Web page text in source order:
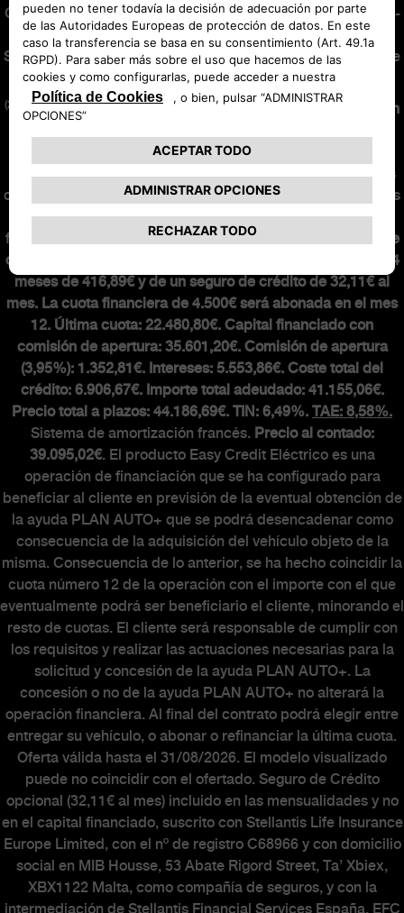
General de Seguros y Fondos de Pensiones con la clave AJ-
171 y con Seguro de Responsabilidad Civil contratado.
Sujeta a normas de suscripción de la aseguradora. Consulte
condiciones enabarth.es.
(2) Oferta financiera de 36 meses y 30.000 km.
Nuevo Abarth
financiando de 37.280,02€en Península y Baleares para
clientes particulares que financien un mínimo de 36 meses
con Stellantis Financial Services España, EFC, S.A. Incluidos
impuestos, transporte, descuentos. Sujeto a aprobación
financiera.
Entrada: 3.031,63€. Mensualidad de 449€ que se
componen de una cuota financiera para una duración de 34
meses de 416,89€ y de un seguro de crédito de 32,11€ al
mes. La cuota financiera de 4.500€ será abonada en el mes
12. Última cuota: 22.480,80€. Capital financiado con
comisión de apertura: 35.601,20€. Comisión de apertura
(3,95%): 1.352,81€. Intereses: 5.553,86€. Coste total del
crédito: 6.906,67€. Importe total adeudado: 41.155,06€.
Precio total a plazos: 44.186,69€. TIN: 6,49%. TAE: 8,58%.
Sistema de amortización francés. Precio al contado:
39.095,02€. El producto Easy Credit Eléctrico es una
operación de financiación que se ha configurado para
beneficiar al cliente en previsión de la eventual obtención de
la ayuda PLAN AUTO+ que se podrá desencadenar como
consecuencia de la adquisición del vehículo objeto de la
misma. Consecuencia de lo anterior, se ha hecho coincidir la
cuota número 12 de la operación con el importe con el que
eventualmente podrá ser beneficiario el cliente, minorando el
resto de cuotas. El cliente será responsable de cumplir con
los requisitos y realizar las actuaciones necesarias para la
solicitud y concesión de la ayuda PLAN AUTO+. La
concesión o no de la ayuda PLAN AUTO+ no alterará la
operación financiera. Al final del contrato podrá elegir entre
entregar su vehículo, o abonar o refinanciar la última cuota.
Oferta válida hasta el 31/08/2026. El modelo visualizado
puede no coincidir con el ofertado. Seguro de Crédito
opcional (32,11€ al mes) incluido en las mensualidades y no
en el capital financiado, suscrito con Stellantis Life Insurance
Europe Limited, con el nº de registro C68966 y con domicilio
social en MIB Housse, 53 Abate Rigord Street, Ta’ Xbiex,
XBX1122 Malta, como compañía de seguros, y con la
intermediación de Stellantis Financial Services España, EFC